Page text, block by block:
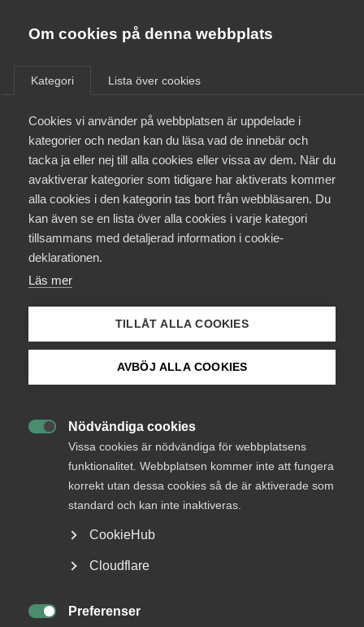
Om cookies på denna webbplats
Kategori Lista över cookies
Cookies vi använder på webbplatsen är uppdelade i
kategorier och nedan kan du läsa vad de innebär och
tacka ja eller nej till alla cookies eller vissa av dem. När du
avaktiverar kategorier som tidigare har aktiverats kommer
alla cookies i den kategorin tas bort från webbläsaren. Du
kan även se en lista över alla cookies i varje kategori
tillsammans med detaljerad information i cookie-
deklarationen.
Läs mer
TILLÅT ALLA COOKIES
AVBÖJ ALLA COOKIES
Nödvändiga cookies
Vissa cookies är nödvändiga för webbplatsens
funktionalitet. Webbplatsen kommer inte att fungera
korrekt utan dessa cookies så de är aktiverade som
standard och kan inte inaktiveras.
CookieHub
Cloudflare
Preferenser
Almega Utbildning
Innovations­företagen
Kompetens­företagen
Medie­företagen
Säkerhets­företagen
Tåg­företagen
Om Almega
Aktuellt
Medlemskapet
Mina sidor
Kurser & utbildningar
Logga in på Arbetsgivarguiden
Sök på almega.se
Cookie-inställningar
Remiss av rapporten
”Research quality evaluation
in Sweden – FOKUS” rörande
modell för resursfördelning
till universitet och högskolor
innefattande sakkunnig
granskning av forskningens
kvalitet och relevans
Remiss
Status
Under bearbetning
Utbildningsdepartementet
Svar senast